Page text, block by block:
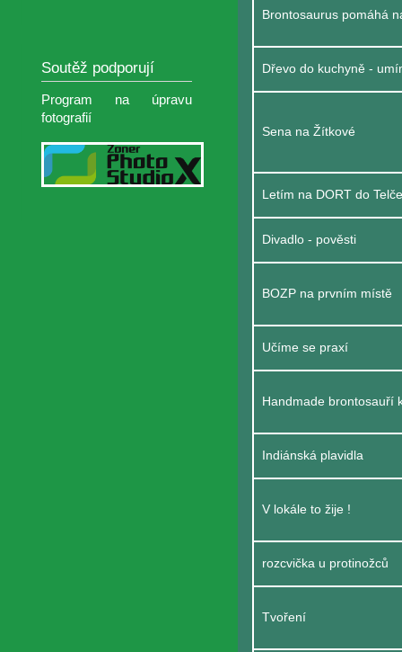
Soutěž podporují
Program na úpravu
fotografií
Brontosaurus pomáhá
Dřevo do kuchyně -
Sena na Žítkové
Letím na DORT do
Divadlo - pověsti
BOZP na prvním místě
Učíme se praxí
Handmade brontosauří
Indiánská plavidla
V lokále to žije !
rozcvička u protinožců
Tvoření